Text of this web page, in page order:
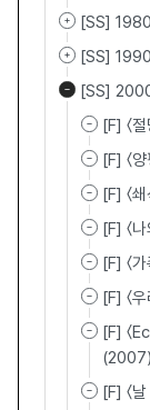
[SS]
[SS]
[SS]
[F] 〈
[F] 〈
[F] 〈
[F] 〈
[F] 〈
[F] 〈
[F] 〈
(2007)
[F] 〈